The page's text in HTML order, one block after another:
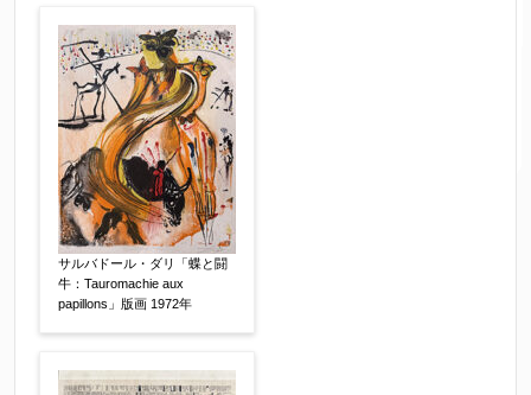
サルバドール・ダリ「蝶と闘
牛：Tauromachie aux
papillons」版画 1972年